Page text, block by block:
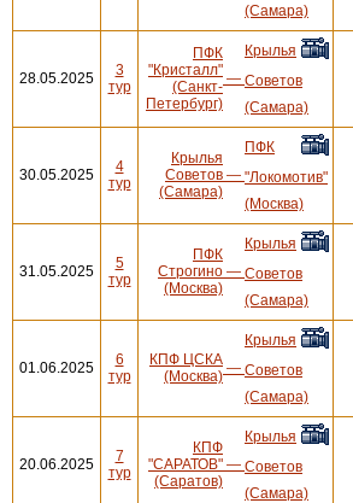
(Самара)
28.05.2025
3
тур
ПФК
"Кристалл"
(Санкт-
Петербург)
—
Крылья
Советов
(Самара)
30.05.2025
4
тур
Крылья
Советов
(Самара)
—
ПФК
"Локомотив"
(Москва)
31.05.2025
5
тур
ПФК
Строгино
(Москва)
—
Крылья
Советов
(Самара)
01.06.2025
6
тур
КПФ ЦСКА
(Москва) —
Крылья
Советов
(Самара)
20.06.2025
7
тур
КПФ
"САРАТОВ"
(Саратов)
—
Крылья
Советов
(Самара)